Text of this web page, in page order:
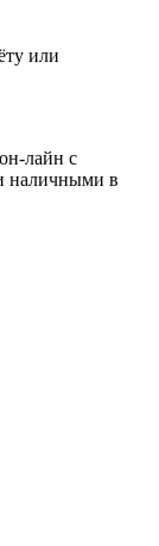
или
лайн с
наличными в